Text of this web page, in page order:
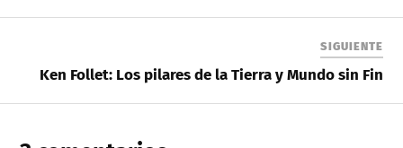
SIGUIENTE
Ken Follet: Los pilares de la Tierra y Mundo sin Fin